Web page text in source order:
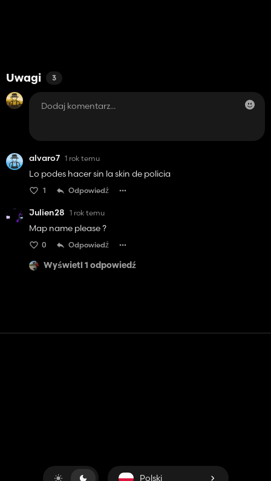
Uwagi 3
alvaro7 1 rok temu
Lo podes hacer sin la skin de policia
1 Odpowiedź
Julien28 1 rok temu
Map name please ?
0 Odpowiedź
Wyświetl 1 odpowiedź
Polski